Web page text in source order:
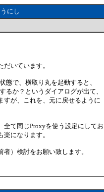
にし
いています。
態で、横取り丸を起動すると、
るか？というダイアログが出て、
すが、これを、元に戻せるように
て同じProxyを使う設定にして
になります。
）検討をお願い致します。